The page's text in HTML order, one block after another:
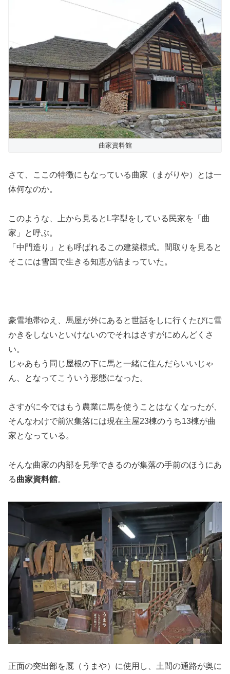
曲家資料館
さて、ここの特徴にもなっている曲家（まがりや）とは一
体何なのか。
このような、上から見るとL字型をしている民家を「曲
家」と呼ぶ。
「中門造り」とも呼ばれるこの建築様式。間取りを見ると
そこには雪国で生きる知恵が詰まっていた。
豪雪地帯ゆえ、馬屋が外にあると世話をしに行くたびに雪
かきをしないといけないのでそれはさすがにめんどくさ
い。
じゃあもう同じ屋根の下に馬と一緒に住んだらいいじゃ
ん、となってこういう形態になった。
さすがに今ではもう農業に馬を使うことはなくなったが、
そんなわけで前沢集落には現在主屋23棟のうち13棟が曲
家となっている。
そんな曲家の内部を見学できるのが集落の手前のほうにあ
る曲家資料館。
正面の突出部を厩（うまや）に使用し、土間の通路が奥に